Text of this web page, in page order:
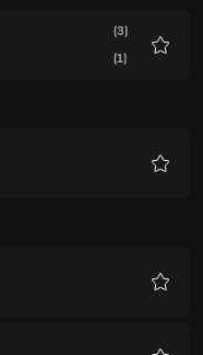
(3)
(1)